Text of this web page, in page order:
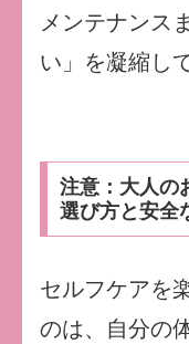
メンテナンス
い」を凝縮し
注意：大人の
選び方と安全
セルフケアを
のは、自分の